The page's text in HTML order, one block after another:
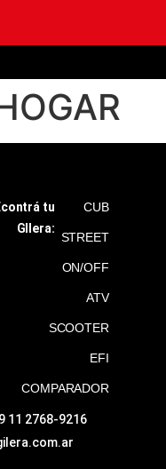
tu
GIlera:
CUB
STREET
ON/OFF
ATV
SCOOTER
EFI
COMPARADOR
11 2768-9216